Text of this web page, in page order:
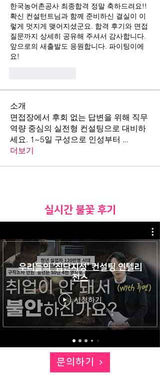
한국농어촌공사 최종합격 정말 축하드려요!!
확신 컨설턴트님과 함께 준비하신 결실이 이
렇게 멋지게 맺어지셨군요. 합격 후기와 면접
질문까지 상세히 공유해 주셔서 감사합니다.
앞으로의 새출발도 응원합니다. 파이팅이에
요!
소개
면접장에서 후회 없는 답변을 위해 직무
역량 중심의 실전형 컨설팅으로 대비하
세요. 1~5일 구성으로 인성부터 ...
더보기
​실시간 불꽃 후기
우리들의 '집단지성' 컨설팅 인텔리
전스
시청하기
문의하기